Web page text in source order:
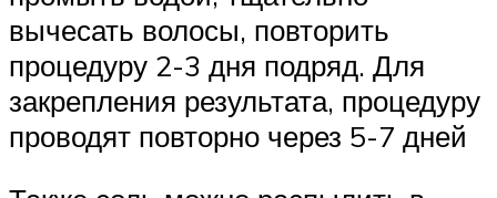
вычесать волосы, повторить
процедуру 2-3 дня подряд. Для
закрепления результата, процедуру
проводят повторно через 5-7 дней